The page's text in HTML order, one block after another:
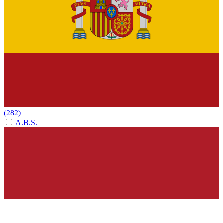
(282)
A.B.S.